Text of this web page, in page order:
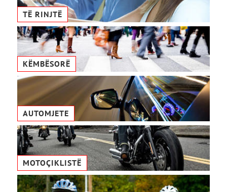
TË RINJTË
KËMBËSORË
AUTOMJETE
MOTOÇIKLISTË